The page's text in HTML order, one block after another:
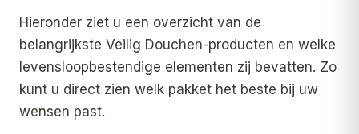
Hieronder ziet u een overzicht van de
belangrijkste Veilig Douchen-producten en welke
levensloopbestendige elementen zij bevatten. Zo
kunt u direct zien welk pakket het beste bij uw
wensen past.